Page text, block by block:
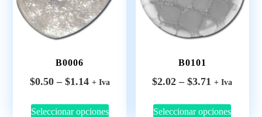
B0006
$0.50 – $1.14 + Iva
Seleccionar opciones
B0101
$2.02 – $3.71 + Iva
Seleccionar opciones